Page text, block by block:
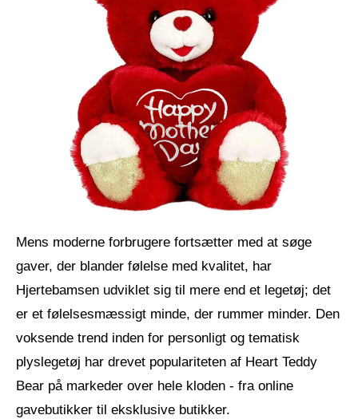
Mens moderne forbrugere fortsætter med at søge
gaver, der blander følelse med kvalitet, har
Hjertebamsen udviklet sig til mere end et legetøj; det
er et følelsesmæssigt minde, der rummer minder. Den
voksende trend inden for personligt og tematisk
plyslegetøj har drevet populariteten af ​​Heart Teddy
Bear på markeder over hele kloden - fra online
gavebutikker til eksklusive butikker.